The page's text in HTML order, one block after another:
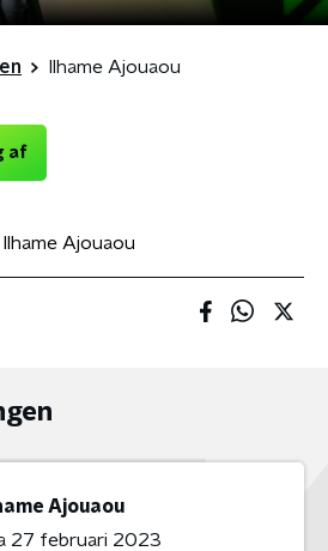
Ilhame Ajouaou
af
Ilhame Ajouaou
Ajouaou
27 februari 2023